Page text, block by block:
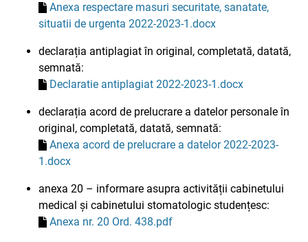
Anexa respectare masuri securitate, sanatate,
situatii de urgenta 2022-2023-1.docx
declarația antiplagiat în original, completată, datată,
semnată:
Declaratie antiplagiat 2022-2023-1.docx
declarația acord de prelucrare a datelor personale în
original, completată, datată, semnată:
Anexa acord de prelucrare a datelor 2022-2023-
1.docx
anexa 20 – informare asupra activității cabinetului
medical și cabinetului stomatologic studențesc:
Anexa nr. 20 Ord. 438.pdf